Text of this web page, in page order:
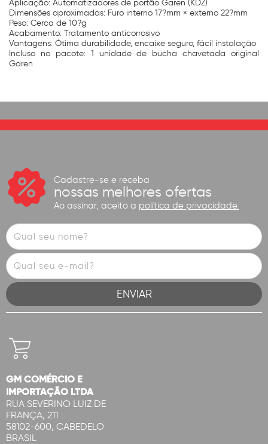
Aplicação: Automatizadores de portão Garen (KDZ)
Dimensões aproximadas: Furo interno 17?mm × externo 22?mm
Peso: Cerca de 10?g
Acabamento: Tratamento anticorrosivo
Vantagens: Ótima durabilidade, encaixe seguro, fácil instalação
Incluso no pacote: 1 unidade de bucha chavetada original
Garen
Cadastre-se e receba
nossas melhores ofertas
Ao assinar, aceito a política de privacidade.
GM COMÉRCIO E
IMPORTAÇÃO LTDA
RUA SEVERINO LUIZ DE
FRANÇA, 211
58102-600, CABEDELO
BRASIL